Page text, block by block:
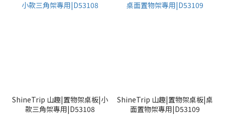
ShineTrip 山趣|置物架桌板|小
款三角架專用|D53108
ShineTrip 山趣|置物架桌板|桌
面置物架專用|D53109